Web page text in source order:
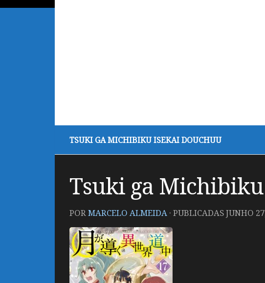
TSUKI GA MICHIBIKU ISEKAI DOUCHUU
Tsuki ga
PORMARCELO ALMEIDA · PUBLICADASJUNHO